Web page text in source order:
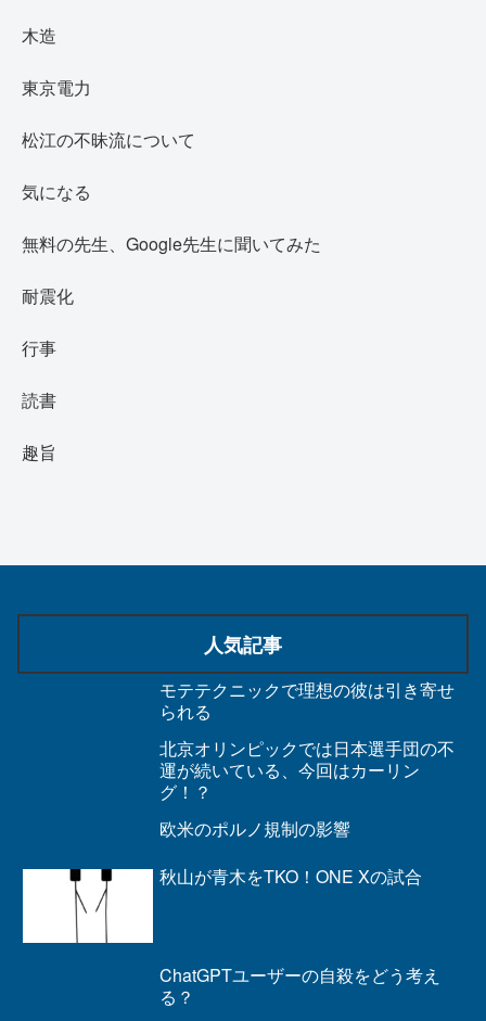
木造
東京電力
松江の不昧流について
気になる
無料の先生、Google先生に聞いてみた
耐震化
行事
読書
趣旨
人気記事
モテテクニックで理想の彼は引き寄せ
られる
北京オリンピックでは日本選手団の不
運が続いている、今回はカーリン
グ！？
欧米のポルノ規制の影響
秋山が青木をTKO！ONE Xの試合
ChatGPTユーザーの自殺をどう考え
る？